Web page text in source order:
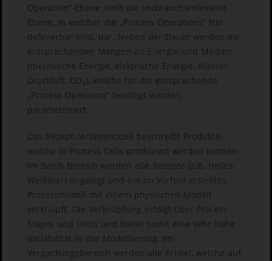
Operation“-Ebene stellt die verbrauchsrelevante
Ebene, in welcher die „Process Operations“ frei
definierbar sind, dar. Neben der Dauer werden die
entsprechenden Mengen an Energie und Medien
(thermische Energie, elektrische Energie, Wasser,
Druckluft, CO ), welche für die entsprechende
„Process Operation“ benötigt werden,
parametrisiert.
Das Rezept-/Artikelmodell beschreibt Produkte,
welche in Process Cells produziert werden können.
Im Batch-Bereich werden alle Rezepte (z.B. Helles,
Weißbier) angelegt und ein im Vorfeld erstelltes
Prozessmodell mit einem physischen Modell
verknüpft. Die Verknüpfung erfolgt über Process
Stages und Units und bietet somit eine sehr hohe
Variabilität in der Modellierung. Im
Verpackungsbereich werden alle Artikel, welche auf